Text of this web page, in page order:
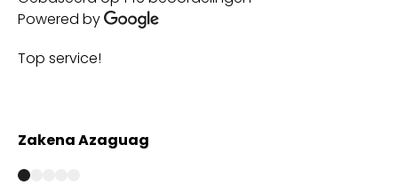
Powered by
Top service!
Zakena Azaguag